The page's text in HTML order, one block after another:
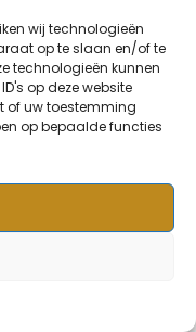
wij technologieën
op te slaan en/of te
technologieën kunnen
op deze website
of uw toestemming
op bepaalde functies
De